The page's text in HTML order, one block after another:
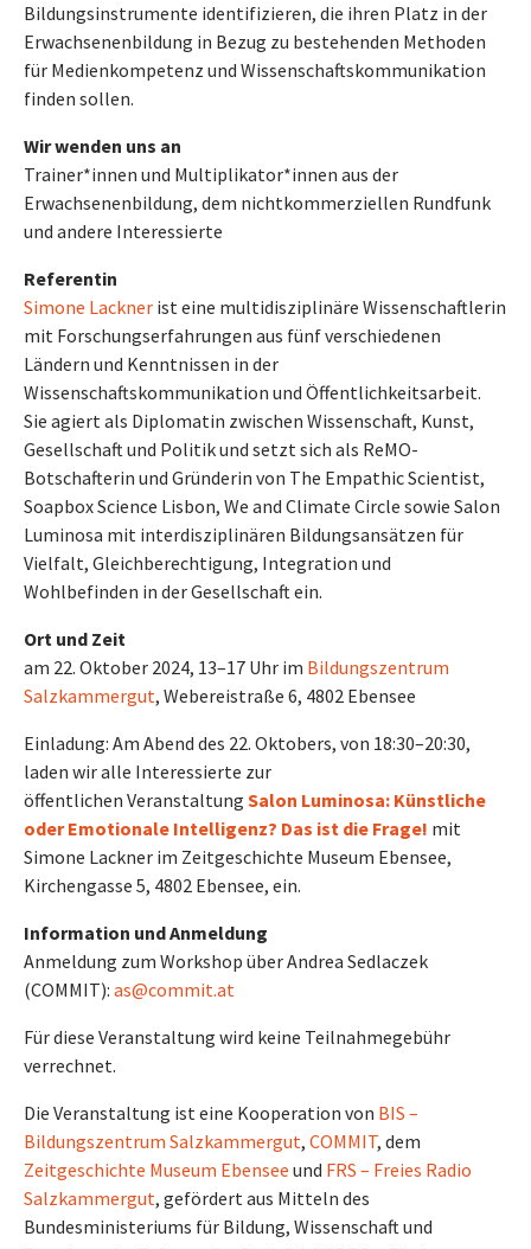
Bildungsinstrumente identifizieren, die ihren Platz in der
Erwachsenenbildung in Bezug zu bestehenden Methoden
für Medienkompetenz und Wissenschaftskommunikation
finden sollen.
Wir wenden uns an
Trainer*innen und Multiplikator*innen aus der
Erwachsenenbildung, dem nichtkommerziellen Rundfunk
und andere Interessierte
Referentin
Simone Lackner ist eine multidisziplinäre Wissenschaftlerin
mit Forschungserfahrungen aus fünf verschiedenen
Ländern und Kenntnissen in der
Wissenschaftskommunikation und Öffentlichkeitsarbeit.
Sie agiert als Diplomatin zwischen Wissenschaft, Kunst,
Gesellschaft und Politik und setzt sich als ReMO-
Botschafterin und Gründerin von The Empathic Scientist,
Soapbox Science Lisbon, We and Climate Circle sowie Salon
Luminosa mit interdisziplinären Bildungsansätzen für
Vielfalt, Gleichberechtigung, Integration und
Wohlbefinden in der Gesellschaft ein.
Ort und Zeit
am 22. Oktober 2024, 13–17 Uhr im Bildungszentrum
Salzkammergut, Webereistraße 6, 4802 Ebensee
Einladung: Am Abend des 22. Oktobers, von 18:30–20:30,
laden wir alle Interessierte zur
öffentlichen Veranstaltung Salon Luminosa: Künstliche
oder Emotionale Intelligenz? Das ist die Frage! mit
Simone Lackner im Zeitgeschichte Museum Ebensee,
Kirchengasse 5, 4802 Ebensee, ein.
Information und Anmeldung
Anmeldung zum Workshop über Andrea Sedlaczek
(COMMIT): as@commit.at
Für diese Veranstaltung wird keine Teilnahmegebühr
verrechnet.
Die Veranstaltung ist eine Kooperation von BIS –
Bildungszentrum Salzkammergut, COMMIT, dem
Zeitgeschichte Museum Ebensee und FRS – Freies Radio
Salzkammergut, gefördert aus Mitteln des
Bundesministeriums für Bildung, Wissenschaft und